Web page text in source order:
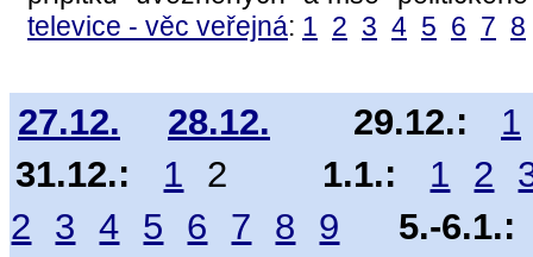
televice - věc veřejná: 1 2 3 4 5 6 7 8
27.12. 28.12. 29.12.:
1
31.12.:
1 2 1.1.: 1 2
2
3 4 5 6 7 8 9
5.-6.1.: